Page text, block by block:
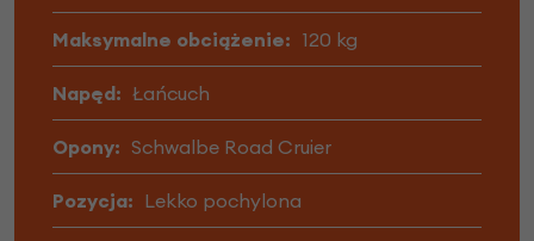
Maksymalne obciążenie: 120 kg
Napęd: Łańcuch
Opony: Schwalbe Road Cruier
Pozycja: Lekko pochylona